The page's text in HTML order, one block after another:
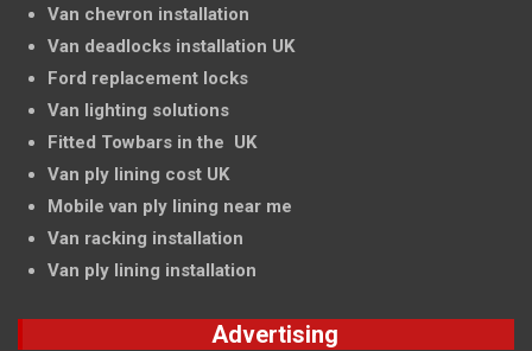
Van chevron installation
Van deadlocks installation UK
Ford replacement locks
Van lighting solutions
Fitted Towbars in the UK
Van ply lining cost UK
Mobile van ply lining near me
Van racking installation
Van ply lining installation
Advertising